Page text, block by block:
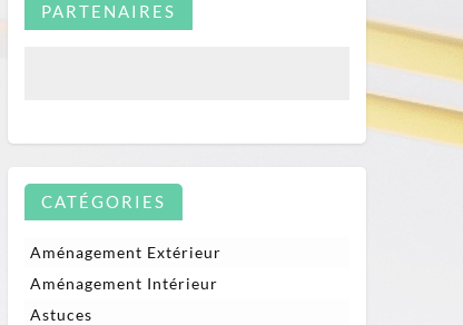
PARTENAIRES
CATÉGORIES
Aménagement Extérieur
Aménagement Intérieur
Astuces